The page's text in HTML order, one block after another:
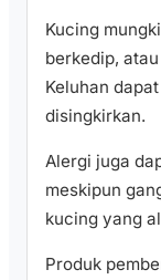
Kucing
berkedip,
Keluhan
disingkirkan.
Alergi juga
meskipun
kucing yang
Produk